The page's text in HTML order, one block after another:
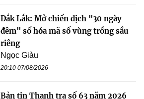
Đắk Lắk: Mở chiến dịch "30 ngày
đêm" số hóa mã số vùng trồng sầu
riêng
Ngọc Giàu
20:10 07/08/2026
Bản tin Thanh tra số 63 năm 2026